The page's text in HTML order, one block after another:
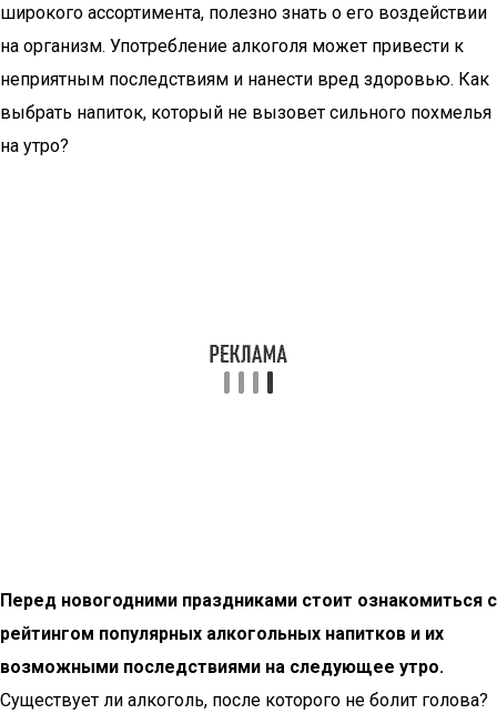
широкого ассортимента, полезно знать о его воздействии
на организм. Употребление алкоголя может привести к
неприятным последствиям и нанести вред здоровью. Как
выбрать напиток, который не вызовет сильного похмелья
на утро?
Перед новогодними праздниками стоит ознакомиться с
рейтингом популярных алкогольных напитков и их
возможными последствиями на следующее утро.
Существует ли алкоголь, после которого не болит голова?